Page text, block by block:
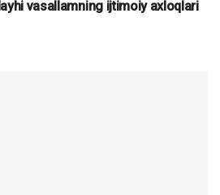
vasallamning ijtimoiy axloqlari